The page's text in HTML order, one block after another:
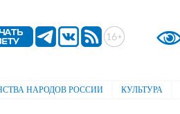
содержанию
НАРОДОВ РОССИИ КУЛЬТУРА